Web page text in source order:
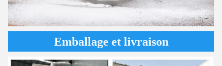
Emballage et livraison